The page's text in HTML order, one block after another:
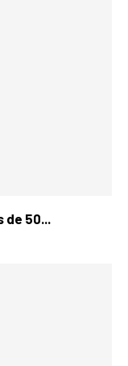
de 50...